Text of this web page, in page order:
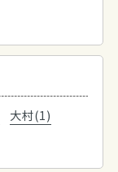
大村(1)